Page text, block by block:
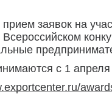
заявок на
Всероссийском
с 1